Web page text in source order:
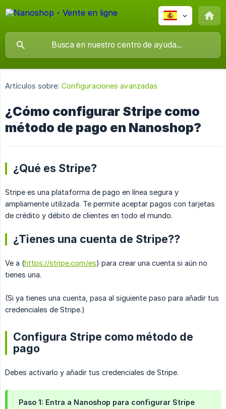
Artículos sobre: Configuraciones avanzadas
¿Cómo configurar Stripe como
método de pago en Nanoshop?
¿Qué es Stripe?
Stripe es una plataforma de pago en línea segura y
ampliamente utilizada. Te permite aceptar pagos con tarjetas
de crédito y débito de clientes en todo el mundo.
¿Tienes una cuenta de Stripe??
Ve a (https://stripe.com/es) para crear una cuenta si aún no
tienes una.
(Si ya tienes una cuenta, pasa al siguiente paso para añadir tus
credenciales de Stripe.)
Configura Stripe como método de
pago
Debes activarlo y añadir tus credenciales de Stripe.
Paso 1: Entra a Nanoshop para configurar Stripe